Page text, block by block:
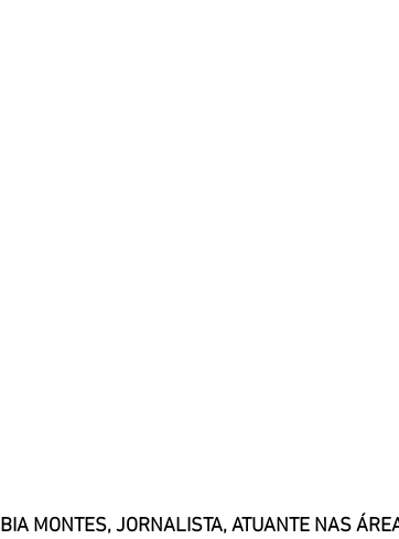
BIA MONTES, JORNALISTA, ATUANTE NAS